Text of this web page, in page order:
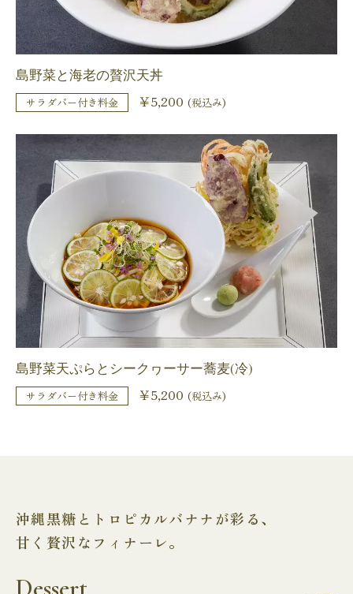
島野菜と海老の贅沢天丼
サラダバー付き料金 ￥5,200 (税込み)
島野菜天ぷらとシークヮーサー蕎麦(冷)
サラダバー付き料金 ￥5,200 (税込み)
沖縄黒糖とトロピカルバナナが彩る、
甘く贅沢なフィナーレ。